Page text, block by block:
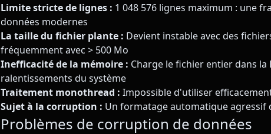
Limite stricte de lignes : 1 048 576 lignes maximum : une
données modernes
La taille du fichier plante : Devient instable avec des
fréquemment avec > 500 Mo
Inefficacité de la mémoire : Charge le fichier entier dans la
ralentissements du système
Traitement monothread : Impossible d'utiliser
Sujet à la corruption : Un formatage automatique
Problèmes de corruption de données